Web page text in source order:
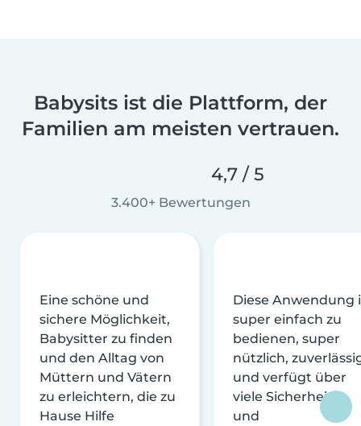
Babysits ist die Plattform, der
Familien am meisten vertrauen.
4,7 / 5
3.400+ Bewertungen
Eine schöne und
sichere Möglichkeit,
Babysitter zu finden
und den Alltag von
Müttern und Vätern
zu erleichtern, die zu
Hause Hilfe
Diese Anwendung
super einfach zu
bedienen, super
nützlich,
und verfügt über
viele Sicherheits-
und